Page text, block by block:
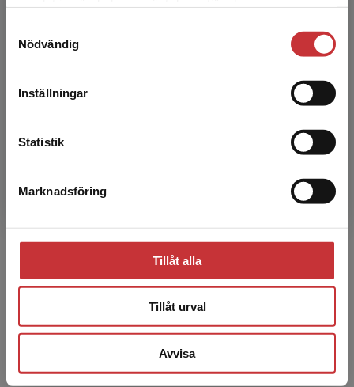
Nödvändig
Inställningar
Statistik
Marknadsföring
Tillåt alla
Tillåt urval
Avvisa
studentlitteratur.se via en enhet utanför Sverige.
Vi erbjuder inte leveranser utanför Sverige. För
att kunna slutföra ett köp måste
Tre snabba frågor till Malin Gren Landell
Skolutveckling
Elevhälsa
Digitala utbildningspaket
Tarja Alataloär professor i pedagogiskt arbete med
inriktning mot läs- och skrivundervisning och har
forskat kring hur högläsning kan användas som ett